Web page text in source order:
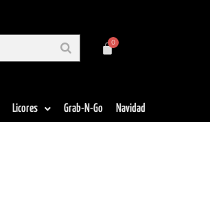
Licores Grab-N-Go Navidad